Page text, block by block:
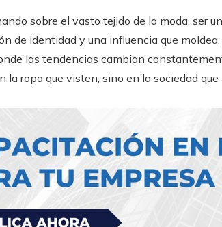
sobre el vasto tejido de la moda, ser
de identidad y una influencia que
las tendencias cambian
la ropa que visten, sino en la sociedad que